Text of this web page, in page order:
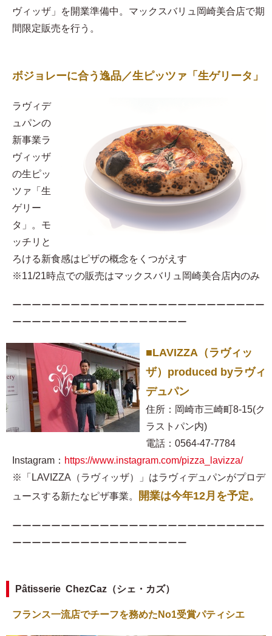
ヴィッザ」を開業準備中。マックスバリュ岡崎美合店で期
間限定販売を行う。
ボジョレーに合う逸品／生ピッツァ「生ゲリータ」
ラヴィデ
ュパンの
新事業ラ
ヴィッザ
の生ピッ
ツァ「生
ゲリー
タ」。モ
ッチリと
ろける新食感はピザの概念をくつがえす
※11/21時点での販売はマックスバリュ岡崎美合店内のみ
ーーーーーーーーーーーーーーーーーーーーーーーーーー
ーーーーーーーーーーーーーーーーーー
■LAVIZZA（ラヴィッ
ザ）produced byラヴィ
デュパン
住所：岡崎市三崎町8-15(ク
ラストパン内)
電話：0564-47-7784
Instagram： https://www.instagram.com/pizza_lavizza/
※「LAVIZZA（ラヴィッザ）」はラヴィデュパンがプロデ
ュースする新たなピザ事業。
開業は今年12月を予定。
ーーーーーーーーーーーーーーーーーーーーーーーーーー
ーーーーーーーーーーーーーーーーーー
Pâtisserie ChezCaz（シェ・カズ）
フランス一流店でチーフを務めたNo1受賞パティシエ